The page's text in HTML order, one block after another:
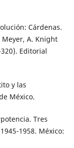
Cárdenas.
Meyer, A. Knight
Editorial
y las
México.
Tres
1958. México: